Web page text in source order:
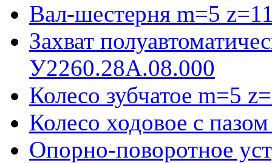
Вал-шестерня m=5
Захват
У2260.28А.08.000
Колесо зубчатое m=5
Колесо ходовое с
Опорно-поворотное